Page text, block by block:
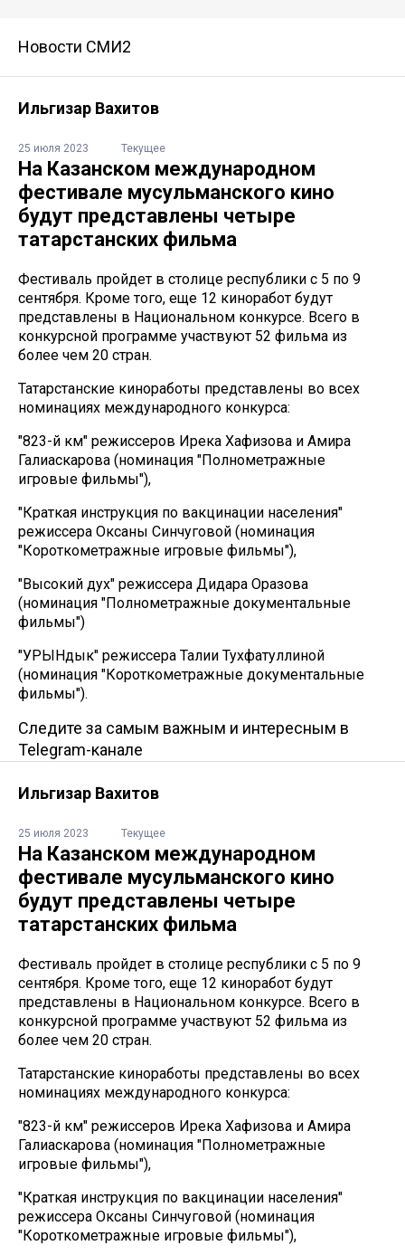
Новости СМИ2
Ильгизар Вахитов
25 июля 2023 Текущее
На Казанском международном
фестивале мусульманского кино
будут представлены четыре
татарстанских фильма
Фестиваль пройдет в столице республики с 5 по 9
сентября. Кроме того, еще 12 киноработ будут
представлены в Национальном конкурсе. Всего в
конкурсной программе участвуют 52 фильма из
более чем 20 стран.
Татарстанские киноработы представлены во всех
номинациях международного конкурса:
"823-й км" режиссеров Ирека Хафизова и Амира
Галиаскарова (номинация "Полнометражные
игровые фильмы"),
"Краткая инструкция по вакцинации населения"
режиссера Оксаны Синчуговой (номинация
"Короткометражные игровые фильмы"),
"Высокий дух" режиссера Дидара Оразова
(номинация "Полнометражные документальные
фильмы")
"УРЫНдык" режиссера Талии Тухфатуллиной
(номинация "Короткометражные документальные
фильмы").
Следите за самым важным и интересным в
Telegram-канале
Ильгизар Вахитов
25 июля 2023 Текущее
На Казанском международном
фестивале мусульманского кино
будут представлены четыре
татарстанских фильма
Фестиваль пройдет в столице республики с 5 по 9
сентября. Кроме того, еще 12 киноработ будут
представлены в Национальном конкурсе. Всего в
конкурсной программе участвуют 52 фильма из
более чем 20 стран.
Татарстанские киноработы представлены во всех
номинациях международного конкурса:
"823-й км" режиссеров Ирека Хафизова и Амира
Галиаскарова (номинация "Полнометражные
игровые фильмы"),
"Краткая инструкция по вакцинации населения"
режиссера Оксаны Синчуговой (номинация
"Короткометражные игровые фильмы"),